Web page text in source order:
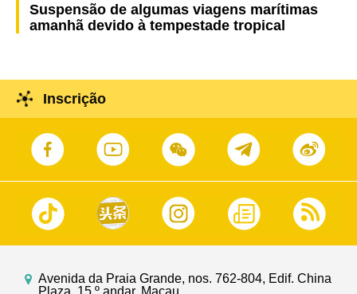
Suspensão de algumas viagens marítimas
amanhã devido à tempestade tropical
Inscrição
Avenida da Praia Grande, nos. 762-804, Edif. China